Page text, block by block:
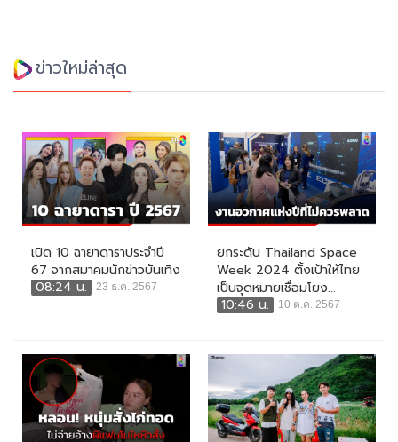
ข่าวใหม่ล่าสุด
เปิด 10 ฉายาดาราประจำปี
67 จากสมาคมนักข่าวบันเทิง
08:24 น.
23 ธ.ค. 2567
ยกระดับ Thailand Space
Week 2024 ตั้งเป้าให้ไทย
เป็นจุดหมายเชื่อมโยง...
10:46 น.
10 ต.ค. 2567